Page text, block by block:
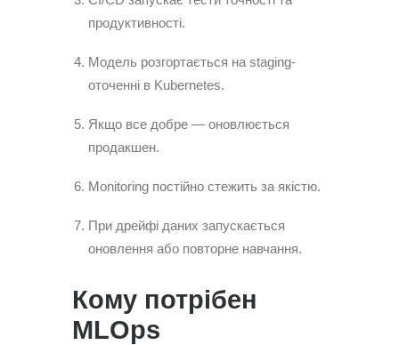
продуктивності.
Модель розгортається на staging-
оточенні в Kubernetes.
Якщо все добре — оновлюється
продакшен.
Monitoring постійно стежить за якістю.
При дрейфі даних запускається
оновлення або повторне навчання.
Кому потрібен
MLOps